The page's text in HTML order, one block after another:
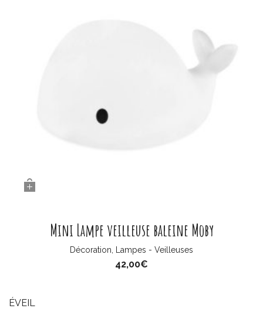
Mini Lampe veilleuse baleine Moby
Décoration Lampes - Veilleuses
42,00€
ÉVEIL